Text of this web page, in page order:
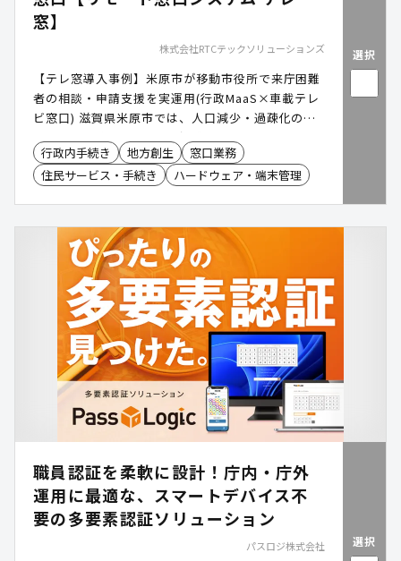
窓】
株式会社RTCテックソリューションズ
【テレ窓導入事例】米原市が移動市役所で来庁困難
者の相談・申請支援を実運用(行政MaaS×車載テレ
ビ窓口) 滋賀県米原市では、人口減少・過疎化の進
行により行政窓口の維持が困難になりつつありまし
た。マイナンバーカード普及率85%、コンビニ交付
30%とデジタル基盤は整備されていたものの、操作
所の行政サービスセンターが令和8年3月末に全閉庁
を控え、物理的な行政接点の喪失が目前に迫ってい
ました。この危機に対し、米原市が選んだのが「移
動市役所」×リモート窓口システム「テレ窓」で
す。 市役所庁舎と車両をオンラインで接続し、諸証
明発行・遠隔相談・各種申請サポートなど6業務に
対応。過去に別システムの導入経験があったからこ
そ、閉域網対応のセキュリティ性・簡単操作・通信
安定性を厳正に見極め、テレ窓を採用しました。運
用開始後は「見かけたから立ち寄った」「電話する
ほどではないが聞きたかった」という声が寄せら
こしに成功。本資料では、選定の背景から実運用の
効果まで詳しくご紹介します。 <資料目次> 1. 導入
自治体の概要 ── 滋賀県米原市の地域特性と行政
課題 2. 導入前の課題 ── 人口減少・過疎化がもた
らす窓口体制の限界 ・デジタルの「支援格差」 ・
行政内手続き 地方創生
窓口業務
住民サービス・手続き
ハードウェア・端末管理
選択
職員認証を柔軟に設計！庁内・庁外
運用に最適な、スマートデバイス不
要の多要素認証ソリューション
パスロジ株式会社 選択